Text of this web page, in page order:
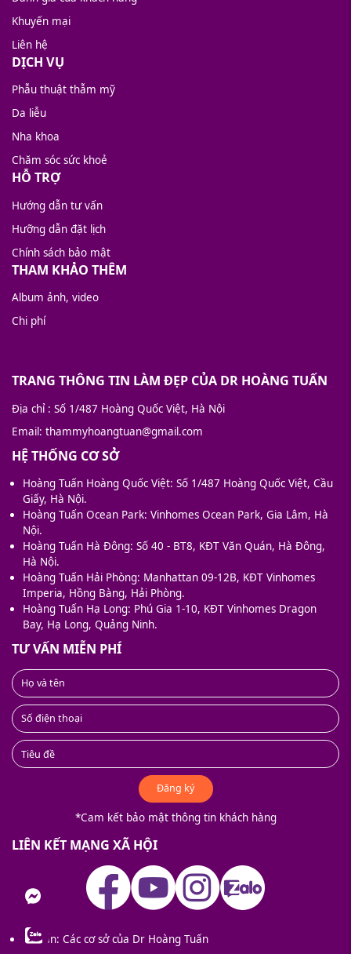
Khuyến mại
Liên hệ
DỊCH VỤ
Phẫu thuật thẫm mỹ
Da liễu
Nha khoa
Chăm sóc sức khoẻ
HỖ TRỢ
Hướng dẫn tư vấn
Hưỡng dẫn đặt lịch
Chính sách bảo mật
THAM KHẢO THÊM
Album ảnh, video
Chi phí
TRANG THÔNG TIN LÀM ĐẸP CỦA DR HOÀNG TUẤN
Địa chỉ: Số 1/487 Hoàng Quốc Việt, Hà Nội
Email: thammyhoangtuan@gmail.com
HỆ THỐNG CƠ SỞ
Hoàng Tuấn Hoàng Quốc Việt: Số 1/487 Hoàng Quốc Việt, Cầu
Giấy, Hà Nội.
Hoàng Tuấn Ocean Park: Vinhomes Ocean Park, Gia Lâm, Hà
Nội.
Hoàng Tuấn Hà Đông: Số 40 - BT8, KĐT Văn Quán, Hà Đông,
Hà Nội.
Hoàng Tuấn Hải Phòng: Manhattan 09-12B, KĐT Vinhomes
Imperia, Hồng Bàng, Hải Phòng.
Hoàng Tuấn Hạ Long: Phú Gia 1-10, KĐT Vinhomes Dragon
Bay, Hạ Long, Quảng Ninh.
TƯ VẤN MIỄN PHÍ
Đăng ký
*Cam kết bảo mật thông tin khách hàng
LIÊN KẾT MẠNG XÃ HỘI
Tư vấn: Các cơ sở của Dr Hoàng Tuấn